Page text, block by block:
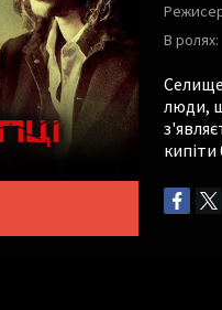
В ролях:
Селище
люди,